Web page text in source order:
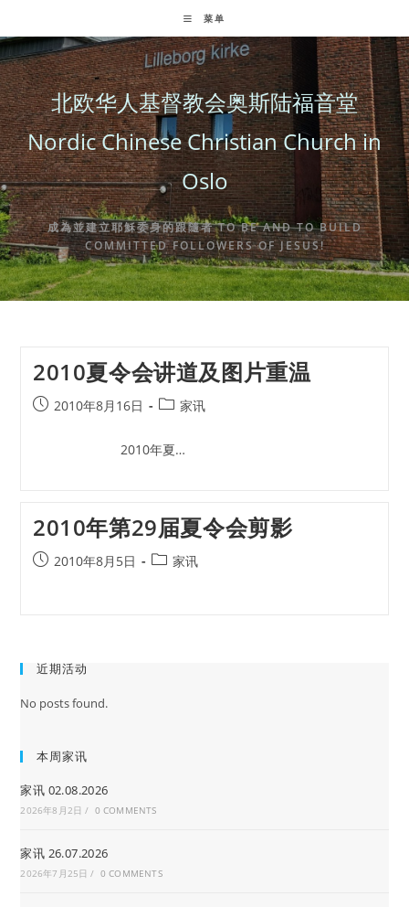
to
content
菜单
北欧华人基督教会奥斯陆福音堂
Nordic Chinese Christian Church in
Oslo
成為並建立耶穌委身的跟隨者 TO BE AND TO BUILD
COMMITTED FOLLOWERS OF JESUS!
2010夏令会讲道及图片重温
Post2010年8月16日
Post家讯
2010年夏…
2010年第29届夏令会剪影
Post2010年8月5日
Post家讯
近期活动
No posts found.
本周家讯
家讯 02.08.2026
2026年8月2日 / 0 COMMENTS
家讯 26.07.2026
2026年7月25日 / 0 COMMENTS